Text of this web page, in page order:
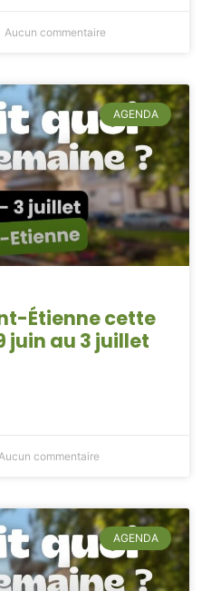
Aucun commentaire
AGENDA
Étienne cette
juin au 3 juillet
commentaire
AGENDA